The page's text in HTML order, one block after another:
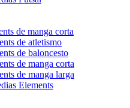
de manga corta
de atletismo
de baloncesto
de manga corta
de manga larga
Elements